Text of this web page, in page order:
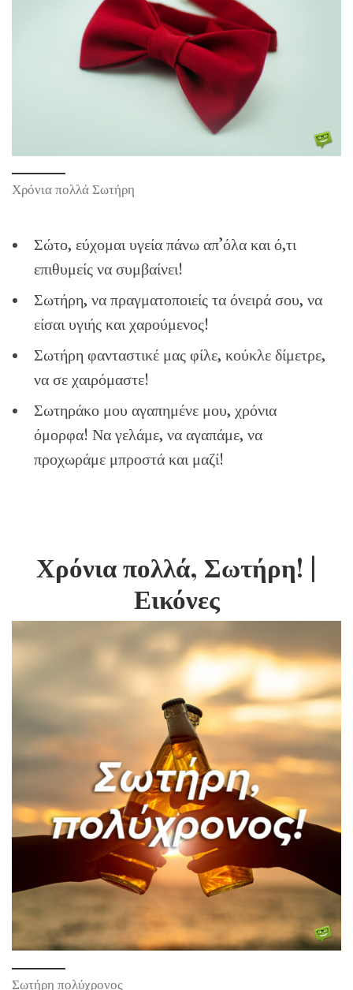
Χρόνια πολλά Σωτήρη
Σώτο, εύχομαι υγεία πάνω απ’όλα και ό,τι
επιθυμείς να συμβαίνει!
Σωτήρη, να πραγματοποιείς τα όνειρά σου, να
είσαι υγιής και χαρούμενος!
Σωτήρη φανταστικέ μας φίλε, κούκλε δίμετρε,
να σε χαιρόμαστε!
Σωτηράκο μου αγαπημένε μου, χρόνια
όμορφα! Να γελάμε, να αγαπάμε, να
προχωράμε μπροστά και μαζί!
Χρόνια πολλά, Σωτήρη! |
Εικόνες
Σωτήρη πολύχρονος